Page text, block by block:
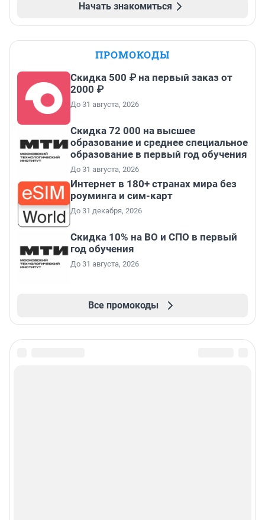
Начать знакомиться
ПРОМОКОДЫ
Скидка 500 ₽ на первый заказ от
2000 ₽
До 31 августа, 2026
Скидка 72 000 на высшее
образование и среднее специальное
образование в первый год обучения
До 31 августа, 2026
Интернет в 180+ странах мира без
роуминга и сим-карт
До 31 декабря, 2026
Скидка 10% на ВО и СПО в первый
год обучения
До 31 августа, 2026
Все промокоды